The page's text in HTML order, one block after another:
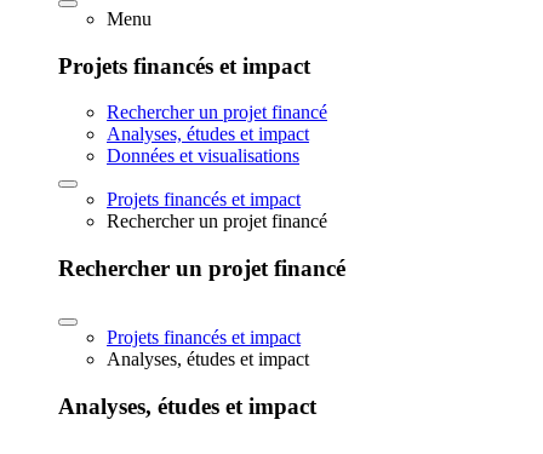
Menu
Projets financés et impact
Rechercher un projet financé
Analyses, études et impact
Données et visualisations
Projets financés et impact
Rechercher un projet financé
Rechercher un projet financé
Projets financés et impact
Analyses, études et impact
Analyses, études et impact